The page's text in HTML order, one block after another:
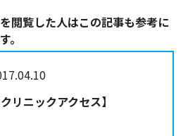
閲覧した人はこの記事も参考に
。
クリニックアクセス】